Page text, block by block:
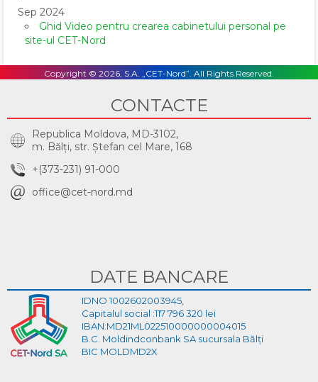
Sep 2024
Ghid Video pentru crearea cabinetului personal pe
site-ul CET-Nord
Copyright © 2026, S.A. „CET-Nord”. All Rights Reserved.
CONTACTE
Republica Moldova, MD-3102,
m. Bălţi, str. Ştefan cel Mare, 168
+(373-231) 91-000
office@cet-nord.md
DATE BANCARE
IDNO 1002602003945,
Capitalul social :117 796 320 lei
IBAN:MD21ML022510000000004015
B.C. Moldindconbank SA sucursala Bălți
BIC MOLDMD2X